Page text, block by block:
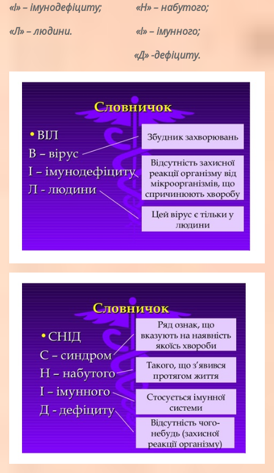
«І» – імунодефіциту; «Н» – набутого;
«Л» – людини. «І» – імунного;
«Д» -дефіциту.